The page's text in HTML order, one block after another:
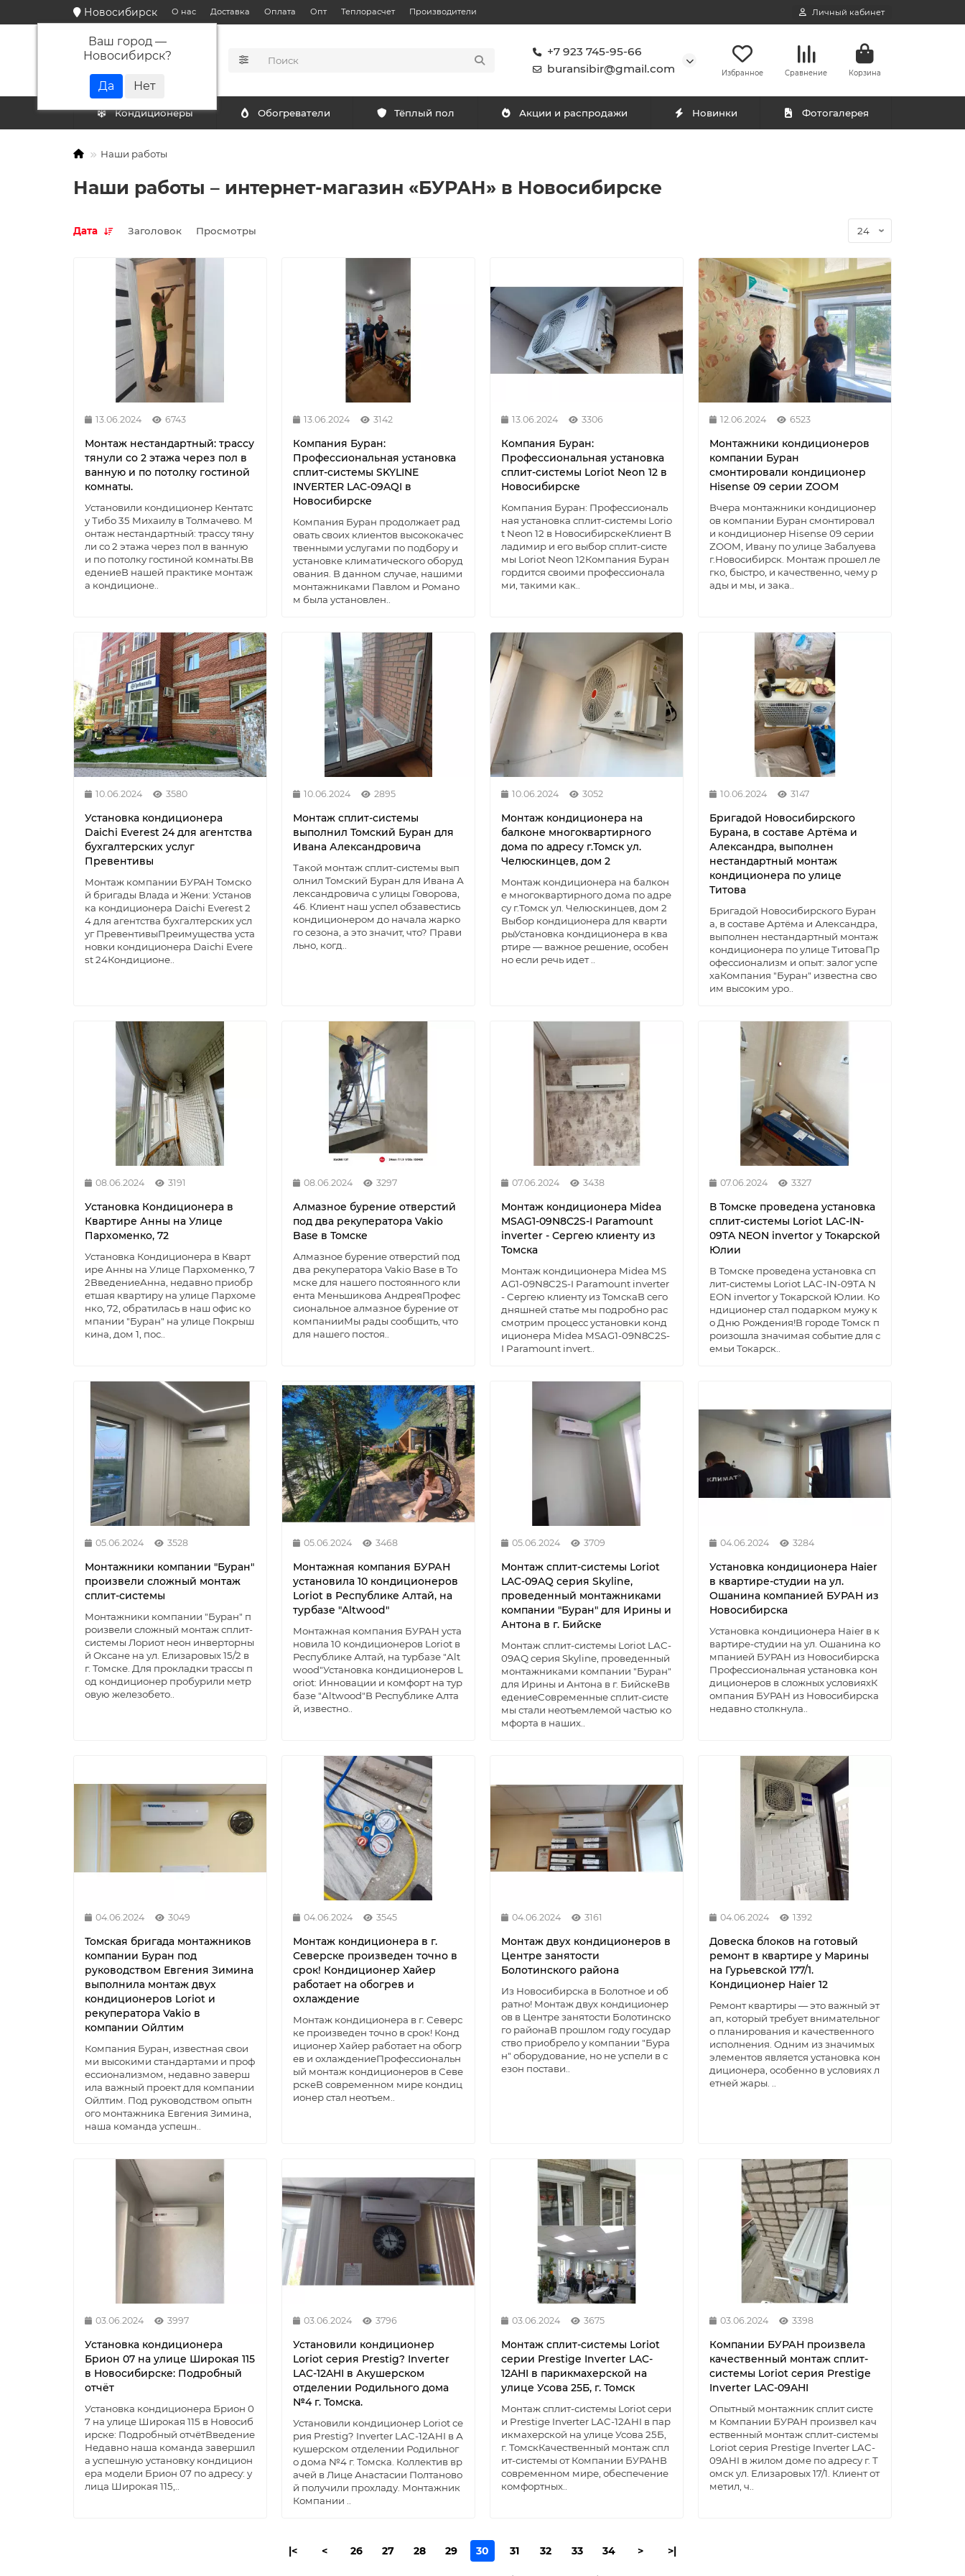
Новосибирск
Ваш город —
Новосибирск?
О нас Доставка Оплата Опт Теплорасчет Производители Личный кабинет
КАТАЛОГ
+7 923 745-95-66
buransibir@gmail.com
Избранное Сравнение Корзина
Кондиционеры Обогреватели Тёплый пол Акции и распродажи Новинки Фотогалерея
Наши работы
Наши работы – интернет-магазин «БУРАН» в Новосибирске
Дата Заголовок Просмотры
13.06.2024 6743
Монтаж нестандартный: трассу
тянули со 2 этажа через пол в
ванную и по потолку гостиной
комнаты.
Установили кондиционер Кентатс
у Тибо 35 Михаилу в Толмачево. М
онтаж нестандартный: трассу тяну
ли со 2 этажа через пол в ванную
и по потолку гостиной комнаты.Вв
едениеВ нашей практике монтаж
а кондиционе..
13.06.2024 3142
Компания Буран:
Профессиональная установка
сплит-системы SKYLINE
INVERTER LAC-09AQI в
Новосибирске
Компания Буран продолжает рад
овать своих клиентов высококачес
твенными услугами по подбору и
установке климатического оборуд
ования. В данном случае, нашими
монтажниками Павлом и Романо
м была установлен..
13.06.2024 3306
Компания Буран:
Профессиональная установка
сплит-системы Loriot Neon 12 в
Новосибирске
Компания Буран: Профессиональ
ная установка сплит-системы Lorio
t Neon 12 в НовосибирскеКлиент В
ладимир и его выбор сплит-систе
мы Loriot Neon 12Компания Буран
гордится своими профессионала
ми, такими как..
12.06.2024 6523
Монтажники кондиционеров
компании Буран
смонтировали кондиционер
Hisense 09 серии ZOOM
Вчера монтажники кондиционер
ов компании Буран смонтировал
и кондиционер Hisense 09 серии
ZOOM, Ивану по улице Забалуева
г.Новосибирск. Монтаж прошел ле
гко, быстро, и качественно, чему р
ады и мы, и зака..
10.06.2024 3580
Установка кондиционера
Daichi Everest 24 для агентства
бухгалтерских услуг
Превентивы
Монтаж компании БУРАН Томско
й бригады Влада и Жени: Установ
ка кондиционера Daichi Everest 2
4 для агентства бухгалтерских усл
уг ПревентивыПреимущества уста
новки кондиционера Daichi Evere
st 24Кондиционе..
10.06.2024 2895
Монтаж сплит-системы
выполнил Томский Буран для
Ивана Александровича
Такой монтаж сплит-системы вып
олнил Томский Буран для Ивана А
лександровича с улицы Говорова,
46. Клиент наш успел обзавестись
кондиционером до начала жарко
го сезона, а это значит, что? Прави
льно, когд..
10.06.2024 3052
Монтаж кондиционера на
балконе многоквартирного
дома по адресу г.Томск ул.
Челюскинцев, дом 2
Монтаж кондиционера на балкон
е многоквартирного дома по адре
су г.Томск ул. Челюскинцев, дом 2
Выбор кондиционера для кварти
рыУстановка кондиционера в ква
ртире — важное решение, особен
но если речь идет ..
10.06.2024 3147
Бригадой Новосибирского
Бурана, в составе Артёма и
Александра, выполнен
нестандартный монтаж
кондиционера по улице
Титова
Бригадой Новосибирского Буран
а, в составе Артёма и Александра,
выполнен нестандартный монтаж
кондиционера по улице ТитоваПр
офессионализм и опыт: залог успе
хаКомпания "Буран" известна сво
им высоким уро..
08.06.2024 3191
Установка Кондиционера в
Квартире Анны на Улице
Пархоменко, 72
Установка Кондиционера в Кварт
ире Анны на Улице Пархоменко, 7
2ВведениеАнна, недавно приобр
етшая квартиру на улице Пархоме
нко, 72, обратилась в наш офис ко
мпании "Буран" на улице Покрыш
кина, дом 1, пос..
08.06.2024 3297
Алмазное бурение отверстий
под два рекуператора Vakio
Base в Томске
Алмазное бурение отверстий под
два рекуператора Vakio Base в То
мске для нашего постоянного кли
ента Меньшикова АндреяПрофес
сиональное алмазное бурение от
компанииМы рады сообщить, что
для нашего постоя..
07.06.2024 3438
Монтаж кондиционера Midea
MSAG1-09N8C2S-I Paramount
inverter - Сергею клиенту из
Томска
Монтаж кондиционера Midea MS
AG1-09N8C2S-I Paramount inverter
- Сергею клиенту из ТомскаВ сего
дняшней статье мы подробно рас
смотрим процесс установки конд
иционера Midea MSAG1-09N8C2S-
I Paramount invert..
07.06.2024 3327
В Томске проведена установка
сплит-системы Loriot LAC-IN-
09TA NEON invertor у Токарской
Юлии
В Томске проведена установка сп
лит-системы Loriot LAC-IN-09TA N
EON invertor у Токарской Юлии. Ко
ндиционер стал подарком мужу к
о Дню Рождения!В городе Томск п
роизошла значимая событие для с
емьи Токарск..
05.06.2024 3528
Монтажники компании "Буран"
произвели сложный монтаж
сплит-системы
Монтажники компании "Буран" п
роизвели сложный монтаж сплит-
системы Лориот неон инверторны
й Оксане на ул. Елизаровых 15/2 в
г. Томске. Для прокладки трассы п
од кондиционер пробурили метр
овую железобето..
05.06.2024 3468
Монтажная компания БУРАН
установила 10 кондиционеров
Loriot в Республике Алтай, на
турбазе "Altwood"
Монтажная компания БУРАН уста
новила 10 кондиционеров Loriot в
Республике Алтай, на турбазе "Alt
wood"Установка кондиционеров L
oriot: Инновации и комфорт на тур
базе "Altwood"В Республике Алта
й, известно..
05.06.2024 3709
Монтаж сплит-системы Loriot
LAC-09AQ серия Skyline,
проведенный монтажниками
компании "Буран" для Ирины и
Антона в г. Бийске
Монтаж сплит-системы Loriot LAC-
09AQ серия Skyline, проведенный
монтажниками компании "Буран"
для Ирины и Антона в г. БийскеВв
едениеСовременные сплит-систе
мы стали неотъемлемой частью ко
мфорта в наших..
04.06.2024 3284
Установка кондиционера Haier
в квартире-студии на ул.
Ошанина компанией БУРАН из
Новосибирска
Установка кондиционера Haier в к
вартире-студии на ул. Ошанина ко
мпанией БУРАН из Новосибирска
Профессиональная установка кон
диционеров в сложных условияхК
омпания БУРАН из Новосибирска
недавно столкнула..
04.06.2024 3049
Томская бригада монтажников
компании Буран под
руководством Евгения Зимина
выполнила монтаж двух
кондиционеров Loriot и
рекуператора Vakio в
компании Ойлтим
Компания Буран, известная свои
ми высокими стандартами и проф
ессионализмом, недавно заверш
ила важный проект для компании
Ойлтим. Под руководством опытн
ого монтажника Евгения Зимина,
наша команда успешн..
04.06.2024 3545
Монтаж кондиционера в г.
Северске произведен точно в
срок! Кондиционер Хайер
работает на обогрев и
охлаждение
Монтаж кондиционера в г. Северс
ке произведен точно в срок! Конд
иционер Хайер работает на обогр
ев и охлаждениеПрофессиональн
ый монтаж кондиционеров в Севе
рскеВ современном мире кондиц
ионер стал неотъем..
04.06.2024 3161
Монтаж двух кондиционеров в
Центре занятости
Болотинского района
Из Новосибирска в Болотное и об
ратно! Монтаж двух кондиционер
ов в Центре занятости Болотинско
го районаВ прошлом году государ
ство приобрело у компании "Бура
н" оборудование, но не успели в с
езон постави..
04.06.2024 1392
Довеска блоков на готовый
ремонт в квартире у Марины
на Гурьевской 177/1.
Кондиционер Haier 12
Ремонт квартиры — это важный эт
ап, который требует внимательног
о планирования и качественного
исполнения. Одним из значимых
элементов является установка кон
диционера, особенно в условиях л
етней жары. ..
03.06.2024 3997
Установка кондиционера
Брион 07 на улице Широкая 115
в Новосибирске: Подробный
отчёт
Установка кондиционера Брион 0
7 на улице Широкая 115 в Новосиб
ирске: Подробный отчётВведение
Недавно наша команда завершил
а успешную установку кондицион
ера модели Брион 07 по адресу: у
лица Широкая 115,..
03.06.2024 3796
Установили кондиционер
Loriot серия Prestig? Inverter
LAC-12AHI в Акушерском
отделении Родильного дома
№4 г. Томска.
Установили кондиционер Loriot се
рия Prestig? Inverter LAC-12AHI в А
кушерском отделении Родильног
о дома №4 г. Томска. Коллектив вр
ачей в Лице Анастасии Полтаново
й получили прохладу. Монтажник
Компании ..
03.06.2024 3675
Монтаж сплит-системы Loriot
серии Prestige Inverter LAC-
12AHI в парикмахерской на
улице Усова 25Б, г. Томск
Монтаж сплит-системы Loriot сери
и Prestige Inverter LAC-12AHI в пар
икмахерской на улице Усова 25Б,
г. ТомскКачественный монтаж спл
ит-системы от Компании БУРАНВ
современном мире, обеспечение
комфортных..
03.06.2024 3398
Компании БУРАН произвела
качественный монтаж сплит-
системы Loriot серия Prestige
Inverter LAC-09AHI
Опытный монтажник сплит систе
м Компании БУРАН произвел кач
ественный монтаж сплит-системы
Loriot серия Prestige Inverter LAC-
09AHI в жилом доме по адресу г. Т
омск ул. Елизаровых 17/1. Клиент от
метил, ч..
|< < 26 27 28 29 30 31 32 33 34 > >|